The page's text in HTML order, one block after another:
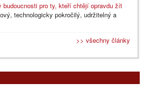
budoucnosti pro ty, kteří chtějí opravdu žít
technologicky pokročilý, udržitelný a
>> všechny články